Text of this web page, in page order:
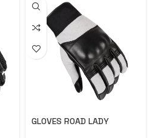
GLOVES ROAD LADY